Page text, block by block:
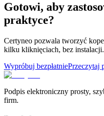
Gotowi, aby
praktyce?
Certyneo pozwala tworzyć
kilku kliknięciach, bez instalacji.
Wypróbuj bezpłatniePrzeczytaj
Podpis elektroniczny prosty,
firm.